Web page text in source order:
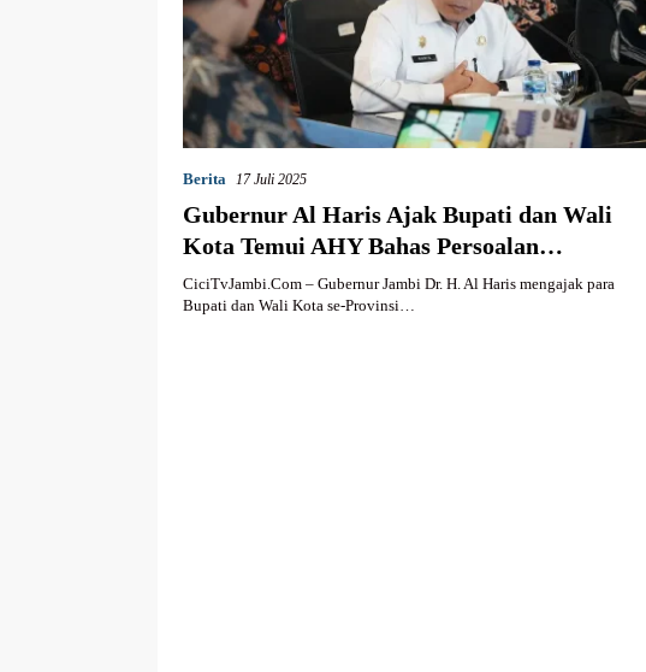
Berita 17 Juli 2025
Gubernur Al Haris Ajak Bupati dan Wali
Kota Temui AHY Bahas Persoalan
Infrastruktur di Jambi
CiciTvJambi.Com – Gubernur Jambi Dr. H. Al Haris mengajak para
Bupati dan Wali Kota se-Provinsi…